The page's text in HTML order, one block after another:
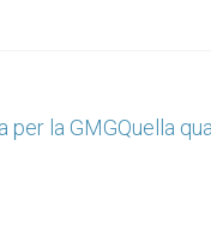
per la GMGQuella